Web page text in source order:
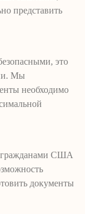
представить
это
Мы
необходимо
гражданами США
документы